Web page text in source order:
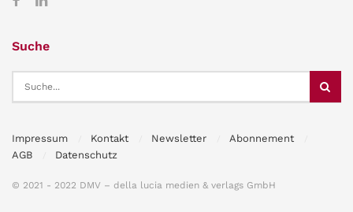
Suche
Impressum Kontakt Newsletter
Abonnement
AGB
Datenschutz
© 2021 - 2022 DMV – della lucia medien & verlags GmbH